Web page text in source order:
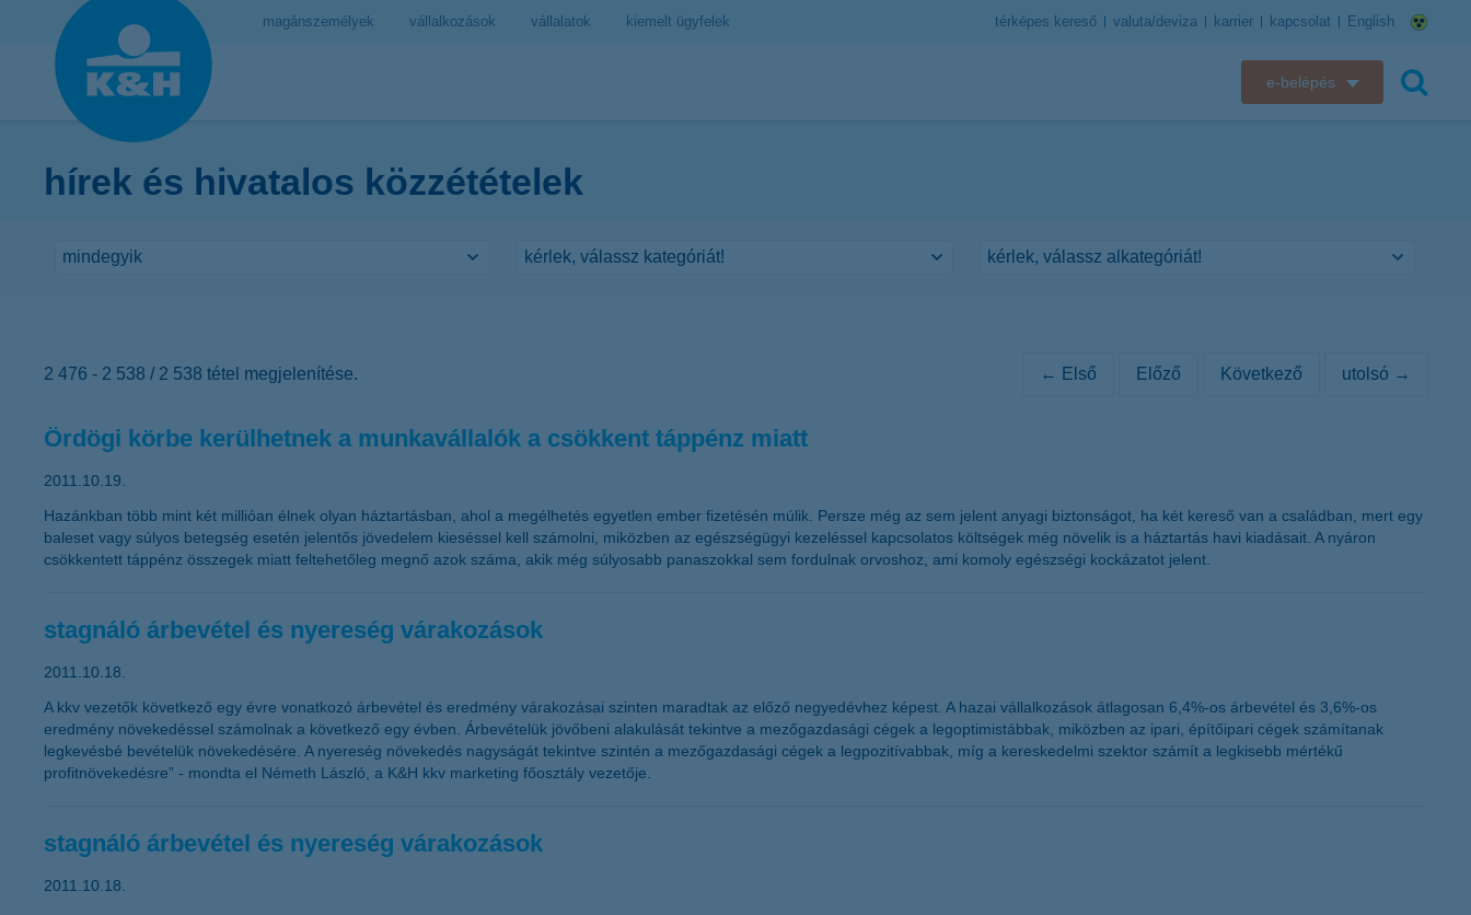
magánszemélyek vállalkozások vállalatok kiemelt ügyfelek térképes kereső valuta/deviza karrier kapcsolat English
e-belépés
K&H token megújítás
hírek és hivatalos közzétételek
2 476 - 2 538 / 2 538 tétel megjelenítése. ← Első Előző Következő utolsó →
Ördögi körbe kerülhetnek a munkavállalók a csökkent táppénz miatt
2011.10.19.
Hazánkban több mint két millióan élnek olyan háztartásban, ahol a megélhetés egyetlen ember fizetésén múlik. Persze még az sem jelent anyagi biztonságot, ha két kereső van a családban, mert egy
baleset vagy súlyos betegség esetén jelentős jövedelem kieséssel kell számolni, miközben az egészségügyi kezeléssel kapcsolatos költségek még növelik is a háztartás havi kiadásait. A nyáron
csökkentett táppénz összegek miatt feltehetőleg megnő azok száma, akik még súlyosabb panaszokkal sem fordulnak orvoshoz, ami komoly egészségi kockázatot jelent.
stagnáló árbevétel és nyereség várakozások
2011.10.18.
A kkv vezetők következő egy évre vonatkozó árbevétel és eredmény várakozásai szinten maradtak az előző negyedévhez képest. A hazai vállalkozások átlagosan 6,4%-os árbevétel és 3,6%-os
eredmény növekedéssel számolnak a következő egy évben. Árbevételük jövőbeni alakulását tekintve a mezőgazdasági cégek a legoptimistábbak, miközben az ipari, építőipari cégek számítanak
legkevésbé bevételük növekedésére. A nyereség növekedés nagyságát tekintve szintén a mezőgazdasági cégek a legpozitívabbak, míg a kereskedelmi szektor számít a legkisebb mértékű
profitnövekedésre” - mondta el Németh László, a K&H kkv marketing főosztály vezetője.
stagnáló árbevétel és nyereség várakozások
2011.10.18.